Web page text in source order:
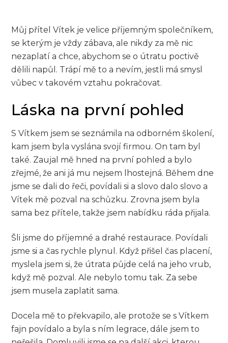
Můj přítel Vítek je velice příjemným společníkem,
se kterým je vždy zábava, ale nikdy za mě nic
nezaplatí a chce, abychom se o útratu poctivě
dělili napůl. Trápí mě to a nevím, jestli má smysl
vůbec v takovém vztahu pokračovat.
Láska na první pohled
S Vítkem jsem se seznámila na odborném školení,
kam jsem byla vyslána svojí firmou. On tam byl
také. Zaujal mě hned na první pohled a bylo
zřejmé, že ani já mu nejsem lhostejná. Během dne
jsme se dali do řeči, povídali si a slovo dalo slovo a
Vítek mě pozval na schůzku. Zrovna jsem byla
sama bez přítele, takže jsem nabídku ráda přijala.
Šli jsme do příjemné a drahé restaurace. Povídali
jsme si a čas rychle plynul. Když přišel čas placení,
myslela jsem si, že útrata půjde celá na jeho vrub,
když mě pozval. Ale nebylo tomu tak. Za sebe
jsem musela zaplatit sama.
Docela mě to překvapilo, ale protože se s Vítkem
fajn povídalo a byla s ním legrace, dále jsem to